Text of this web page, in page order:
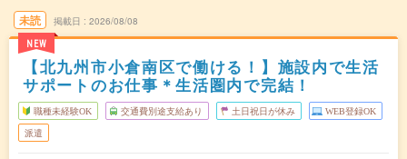
未読
NEW
掲載日 2026/08/08
【北九州市小倉南区で働ける！】施設内で生活
サポートのお仕事＊生活圏内で完結！
職種未経験OK 交通費別途支給あり 土日祝日が休み WEB登録OK
派遣